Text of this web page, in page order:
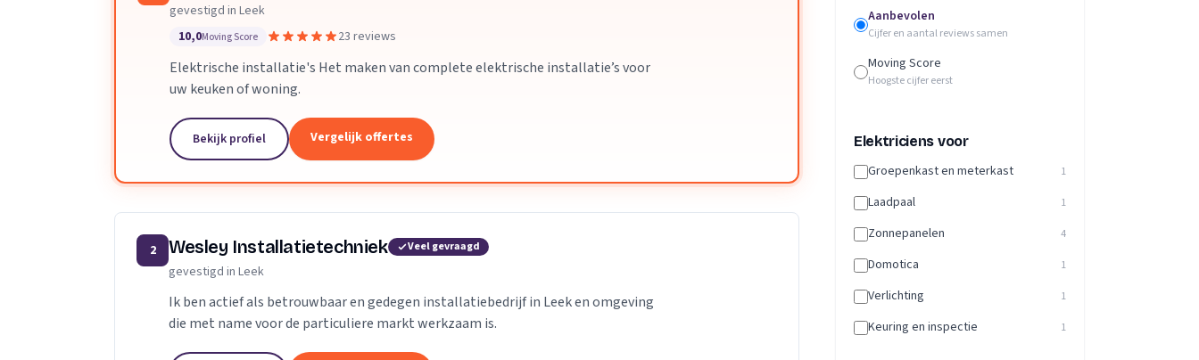
gevestigd in Leek
10,0Moving Score 23 reviews
Elektrische installatie's Het maken van complete elektrische installatie’s voor
uw keuken of woning.
Bekijk profiel Vergelijk offertes
2 Wesley Installatietechniek Veel gevraagd
gevestigd in Leek
Ik ben actief als betrouwbaar en gedegen installatiebedrijf in Leek en omgeving
die met name voor de particuliere markt werkzaam is.
Aanbevolen
Cijfer en aantal reviews samen
Moving Score
Hoogste cijfer eerst
Elektriciens voor
Groepenkast en meterkast 1
Laadpaal 1
Zonnepanelen 4
Domotica 1
Verlichting 1
Keuring en inspectie 1